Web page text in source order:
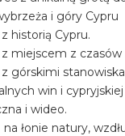
i góry Cypru
historią Cypru.
miejscem z czasów
górskimi
win i
i wideo.
łonie natury,